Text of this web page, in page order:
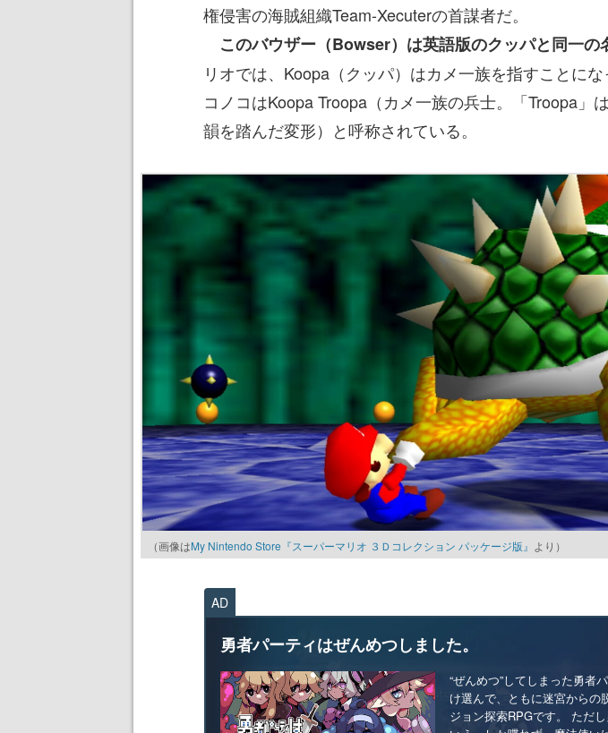
権侵害の海賊組織Team-Xecuterの首謀者だ。
このバウザー（Bowser）は英語版のクッパと同一の
リオでは、Koopa（クッパ）はカメ一族を指すことに
コノコはKoopa Troopa（カメ一族の兵士。「Troopa」
韻を踏んだ変形）と呼称されている。
（画像はMy Nintendo Store『スーパーマリオ ３Ｄコレクション パッケージ版』 より）
AD
勇者パーティはぜんめつしました。
“ぜんめつ”してしまった勇者
け選んで、ともに迷宮からの
ジョン探索RPGです。 ただ